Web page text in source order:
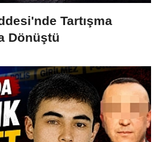
Tartışma
Dönüştü